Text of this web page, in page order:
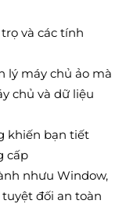
và các tính
lý máy chủ ảo mà
chủ và dữ liệu
khiến bạn tiết
cấp
nhưu Window,
đối an toàn